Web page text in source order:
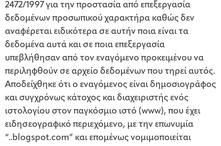
2472/1997 για την προστασία από επεξεργασία
δεδομένων προσωπικού χαρακτήρα καθώς δεν
αναφέρεται ειδικότερα σε αυτήν ποια είναι τα
δεδομένα αυτά και σε ποια επεξεργασία
υπεβλήθησαν από τον εναγόμενο προκειμένου να
περιληφθούν σε αρχείο δεδομένων που τηρεί αυτός.
Αποδείχθηκε ότι ο εναγόμενος είναι δημοσιογράφος
και συγχρόνως κάτοχος και διαχειριστής ενός
ιστολογίου στον παγκόσμιο ιστό (www), που έχει
ειδησεογραφικό περιεχόμενο, με την επωνυμία
“..blogspot.com” και επομένως νομιμοποιείται